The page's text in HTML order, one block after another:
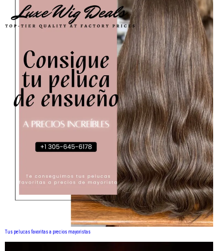
Tus pelucas favoritas a precios mayoristas